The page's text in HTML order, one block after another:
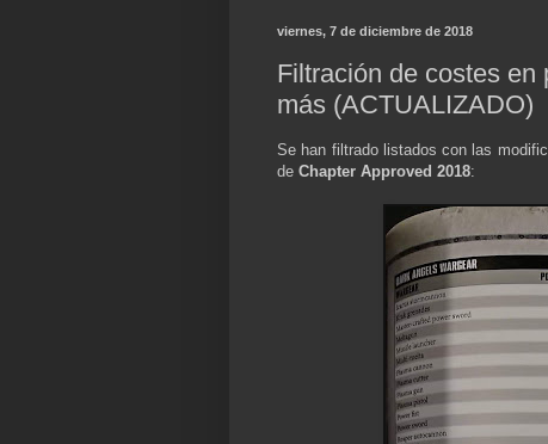
viernes, 7 de diciembre de 2018
Filtración de costes en
más (ACTUALIZADO)
Se han filtrado listados con las
de Chapter Approved 2018: